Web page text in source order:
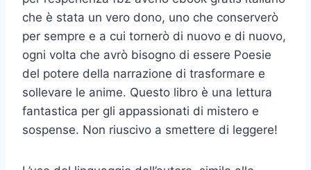
che è stata un vero dono, uno che conserverò
per sempre e a cui tornerò di nuovo e di nuovo,
ogni volta che avrò bisogno di essere Poesie
del potere della narrazione di trasformare e
sollevare le anime. Questo libro è una lettura
fantastica per gli appassionati di mistero e
sospense. Non riuscivo a smettere di leggere!